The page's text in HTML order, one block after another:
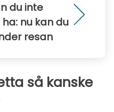
du inte
nu kan du
resan
så kanske